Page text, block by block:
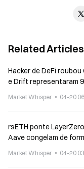
Related Articles
Hacker de DeFi roubou
e Drift representaram
Market Whisper 04-20
rsETH ponte
Aave congelam de
Market Whisper 04-20